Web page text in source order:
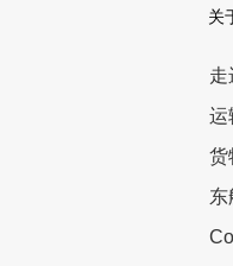
关
走
运
货
东